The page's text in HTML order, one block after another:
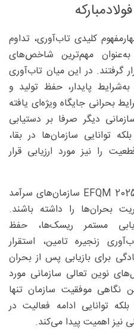
کلیدی تاب‌آوری، تداوم
مهم‌ترین شاخص‌های
گرفتند. در این میان تاب‌آوری
پایدار، حفظ تولید و
بحرانی جایگاه ویژه‌ای یافته
دیگر صرفا بر دستیابی
توانایی سازمان‌ها در بقا،
را نیز مورد ارزیابی قرار
براساس رویکردهای جدید مدل EFQM 2025 سازمان‌های سرآمد
بحران‌ها را داشته باشند.
مستمر ریسک‌ها، حفظ
زنجیره تامین، استقرار
برای بازیابی پس از بحران
نوین تعالی سازمانی مورد
نگاهی موفقیت سازمان تنها
توانایی ادامه فعالیت در
نیز اهمیت پیدا می‌کند.